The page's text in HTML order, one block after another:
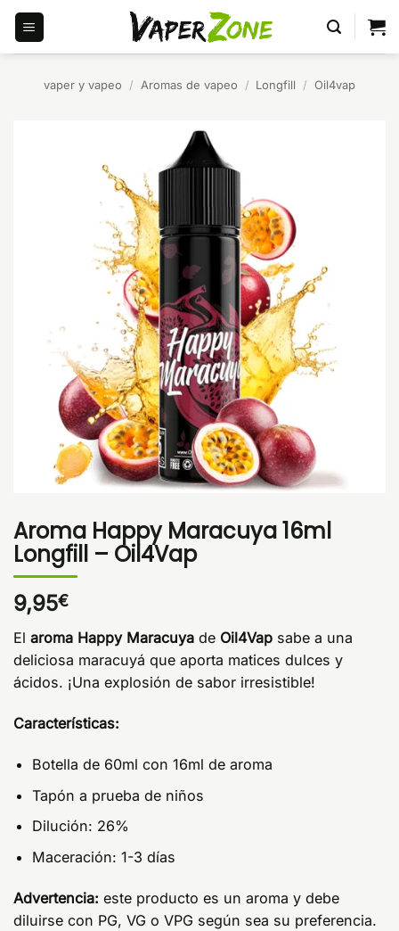
Saltar
contenido
vaper y vapeo / Aromas de vapeo / Longfill / Oil4vap
Aroma Happy Maracuya 16ml
Longfill – Oil4Vap
9,95€
El aroma Happy Maracuya de Oil4Vap sabe a una
deliciosa maracuyá que aporta matices dulces y
ácidos. ¡Una explosión de sabor irresistible!
Características:
Botella de 60ml con 16ml de aroma
Tapón a prueba de niños
Dilución: 26%
Maceración: 1-3 días
Advertencia: este producto es un aroma y debe
diluirse con PG, VG o VPG según sea su preferencia.